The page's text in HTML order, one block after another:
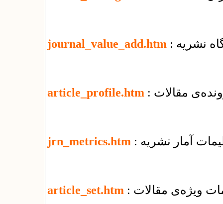
journal_value_add.htm نشریه
article_profile.htm مقالات
jrn_metrics.htm آمار نشریه
article_set.htm ویژه‌ی مقالات